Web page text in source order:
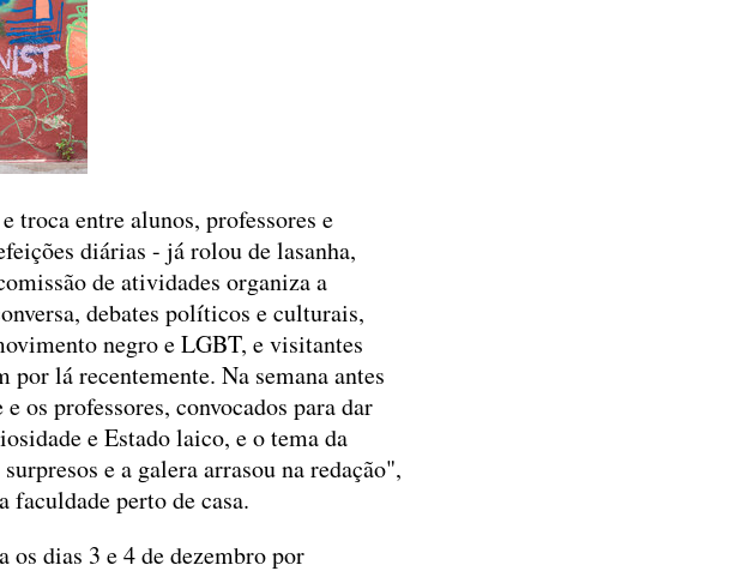
troca entre alunos, professores e
diárias - já rolou de lasanha,
de atividades organiza a
debates políticos e culturais,
negro e LGBT, e visitantes
lá recentemente. Na semana antes
os professores, convocados para dar
e Estado laico, e o tema da
e a galera arrasou na redação",
faculdade perto de casa.
dias 3 e 4 de dezembro por